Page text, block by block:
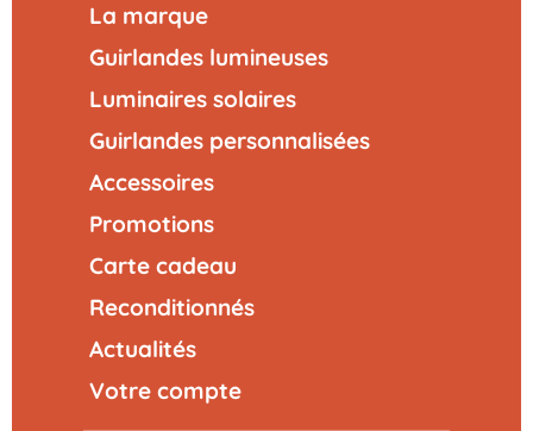
La marque
Guirlandes lumineuses
Luminaires solaires
Guirlandes personnalisées
Accessoires
Promotions
Carte cadeau
Reconditionnés
Actualités
Votre compte